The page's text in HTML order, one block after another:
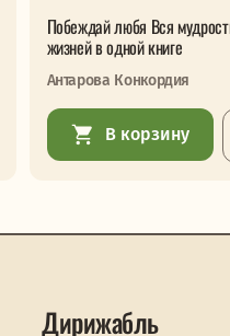
Побеждай любя Вся
жизней в одной книге
Антарова Конкордия
В корзину
Дирижабль